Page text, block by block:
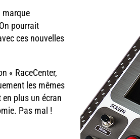
marque
pourrait
ces nouvelles
« RaceCenter,
les mêmes
en plus un écran
Pas mal !